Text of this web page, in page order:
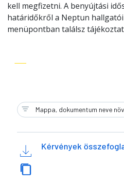
kell megfizetni. A benyújtási
határidőkről a Neptun hallgatói
menüpontban találsz
Kérvények